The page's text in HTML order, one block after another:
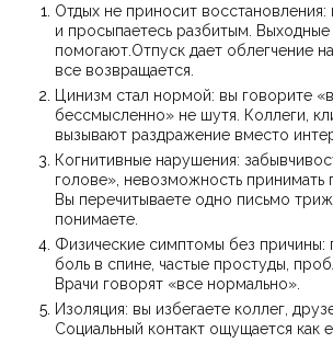
Отдых не приносит восстановления:
и просыпаетесь разбитым. Выходные
помогают.Отпуск дает облегчение
все возвращается.
Цинизм стал нормой: вы говорите
бессмысленно» не шутя. Коллеги,
вызывают раздражение вместо
Когнитивные нарушения:
голове», невозможность принимать
Вы перечитываете одно письмо
понимаете.
Физические симптомы без причины:
боль в спине, частые простуды,
Врачи говорят «все нормально».
Изоляция: вы избегаете коллег,
Социальный контакт ощущается как